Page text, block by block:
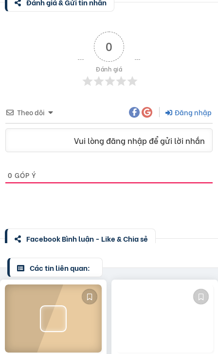
Đánh giá & Gửi tin nhắn
0
Đánh giá
Theo dõi Đăng nhập
Vui lòng đăng nhập để gửi lời nhắn
0 GÓP Ý
Facebook Bình luận - Like & Chia sẻ
Các tin liên quan: